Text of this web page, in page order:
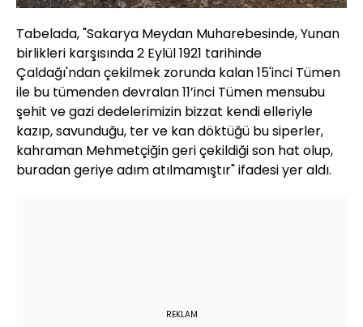
Tabelada, "Sakarya Meydan Muharebesinde, Yunan
birlikleri karşısında 2 Eylül 1921 tarihinde
Çaldağı'ndan çekilmek zorunda kalan 15'inci Tümen
ile bu tümenden devralan 11’inci Tümen mensubu
şehit ve gazi dedelerimizin bizzat kendi elleriyle
kazıp, savunduğu, ter ve kan döktüğü bu siperler,
kahraman Mehmetçiğin geri çekildiği son hat olup,
buradan geriye adım atılmamıştır" ifadesi yer aldı.
REKLAM